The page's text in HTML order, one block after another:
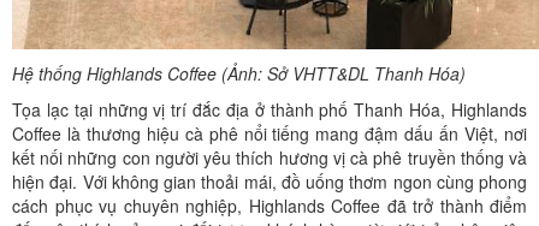
Hệ thống Highlands Coffee (Ảnh: Sở VHTT&DL Thanh Hóa)
Tọa lạc tại những vị trí đắc địa ở thành phố Thanh Hóa, Highlands
Coffee là thương hiệu cà phê nổi tiếng mang đậm dấu ấn Việt, nơi
kết nối những con người yêu thích hương vị cà phê truyền thống và
hiện đại. Với không gian thoải mái, đồ uống thơm ngon cùng phong
cách phục vụ chuyên nghiệp, Highlands Coffee đã trở thành điểm